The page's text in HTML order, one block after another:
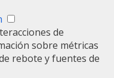
de
sobre métricas
rebote y fuentes de